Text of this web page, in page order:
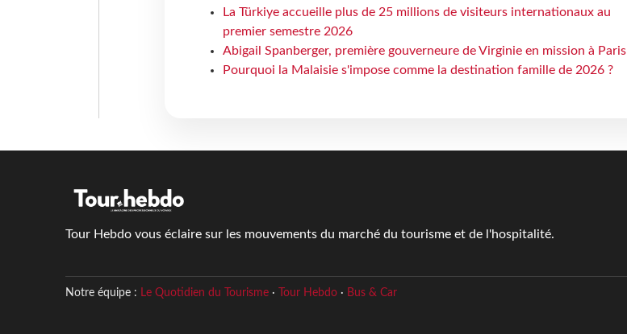
La Türkiye accueille plus de 25 millions de visiteurs internationaux au
premier semestre 2026
Abigail Spanberger, première gouverneure de Virginie en mission à Paris
Pourquoi la Malaisie s'impose comme la destination famille de 2026 ?
Tour Hebdo vous éclaire sur les mouvements du marché du tourisme et de l'hospitalité.
Notre équipe : Le Quotidien du Tourisme· Tour Hebdo· Bus & Car